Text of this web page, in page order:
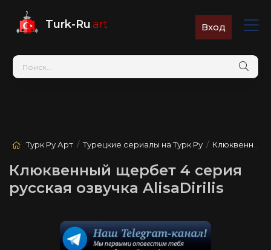
Turk-Ru.art Вход
Турк Ру Арт /Турецкие сериалы на Турк Ру / Клюквенный щербет
Клюквенный щербет 4 серия
русская озвучка AlisaDirilis